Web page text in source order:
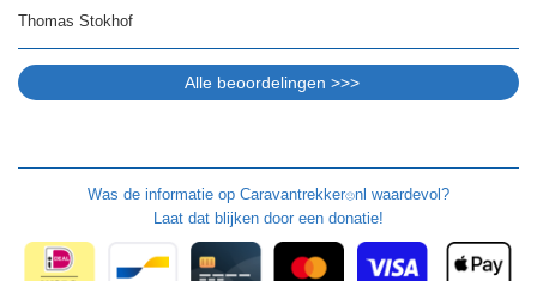
Thomas Stokhof
Was de informatie op Caravantrekker🙂nl waardevol?
Laat dat blijken door een donatie!